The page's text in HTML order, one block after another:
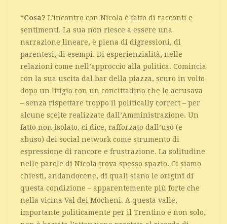
*Cosa? L’incontro con Nicola è fatto di racconti e
sentimenti. La sua non riesce a essere una
narrazione lineare, è piena di digressioni, di
parentesi, di esempi. Di esperienzialità, nelle
relazioni come nell’approccio alla politica. Comincia
con la sua uscita dal bar della piazza, scuro in volto
dopo un litigio con un concittadino che lo accusava
– senza rispettare troppo il politically correct – per
alcune scelte realizzate dall’Amministrazione. Un
fatto non isolato, ci dice, rafforzato dall’uso (e
abuso) dei social network come strumento di
espressione di rancore e frustrazione. La solitudine
nelle parole di Nicola trova spesso spazio. Ci siamo
chiesti, andandocene, di quali siano le origini di
questa condizione – apparentemente più forte che
nella vicina Val dei Mocheni. A questa valle,
importante politicamente per il Trentino e non solo,